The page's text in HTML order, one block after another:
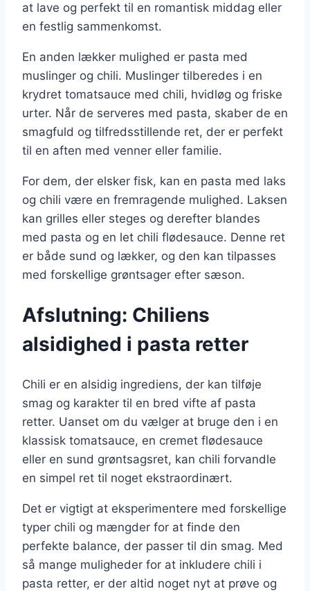
at lave og perfekt til en romantisk middag eller
en festlig sammenkomst.
En anden lækker mulighed er pasta med
muslinger og chili. Muslinger tilberedes i en
krydret tomatsauce med chili, hvidløg og friske
urter. Når de serveres med pasta, skaber de en
smagfuld og tilfredsstillende ret, der er perfekt
til en aften med venner eller familie.
For dem, der elsker fisk, kan en pasta med laks
og chili være en fremragende mulighed. Laksen
kan grilles eller steges og derefter blandes
med pasta og en let chili flødesauce. Denne ret
er både sund og lækker, og den kan tilpasses
med forskellige grøntsager efter sæson.
Afslutning: Chiliens
alsidighed i pasta retter
Chili er en alsidig ingrediens, der kan tilføje
smag og karakter til en bred vifte af pasta
retter. Uanset om du vælger at bruge den i en
klassisk tomatsauce, en cremet flødesauce
eller en sund grøntsagsret, kan chili forvandle
en simpel ret til noget ekstraordinært.
Det er vigtigt at eksperimentere med forskellige
typer chili og mængder for at finde den
perfekte balance, der passer til din smag. Med
så mange muligheder for at inkludere chili i
pasta retter, er der altid noget nyt at prøve og